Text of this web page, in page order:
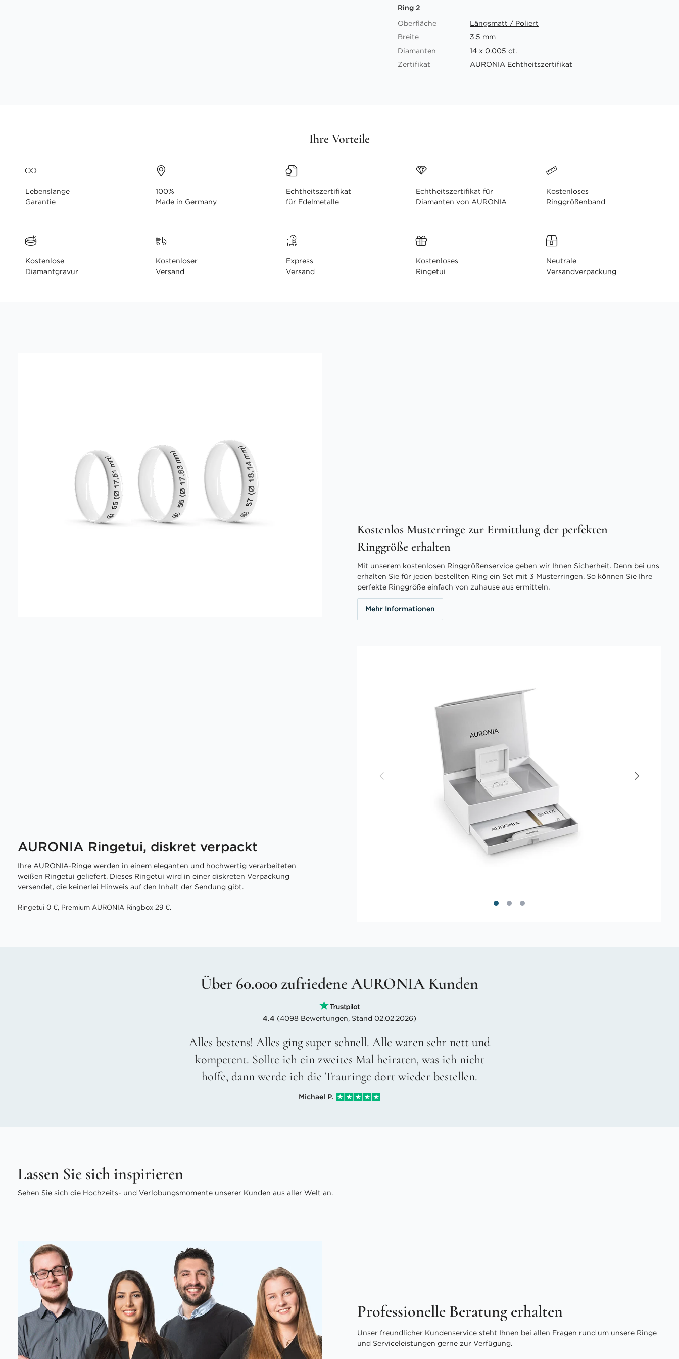
Ring 2
Oberfläche
Längsmatt / Poliert
Breite
3.5 mm
Diamanten
14 x 0.005 ct.
Zertifikat
AURONIA Echtheitszertifikat
Ihre Vorteile
Lebenslange
Garantie
100%
Made in Germany
Echtheitszertifikat
für Edelmetalle
Echtheitszertifikat für
Diamanten von AURONIA
Kostenloses
Ringgrößenband
Kostenlose
Diamantgravur
Kostenloser
Versand
Express
Versand
Kostenloses
Ringetui
Neutrale
Versandverpackung
Kostenlos Musterringe zur Ermittlung der perfekten
Ringgröße erhalten
Mit unserem kostenlosen Ringgrößenservice geben wir Ihnen Sicherheit. Denn bei uns
erhalten Sie für jeden bestellten Ring ein Set mit 3 Musterringen. So können Sie Ihre
perfekte Ringgröße einfach von zuhause aus ermitteln.
Mehr Informationen
AURONIA Ringetui, diskret verpackt
Ihre AURONIA-Ringe werden in einem eleganten und hochwertig verarbeiteten
weißen Ringetui geliefert. Dieses Ringetui wird in einer diskreten Verpackung
versendet, die keinerlei Hinweis auf den Inhalt der Sendung gibt.
Ringetui 0 €, Premium AURONIA Ringbox 29 €.
Über 60.000 zufriedene AURONIA Kunden
4.4 (4098 Bewertungen, Stand 02.02.2026)
Alles bestens! Alles ging super schnell. Alle waren sehr nett und
kompetent. Sollte ich ein zweites Mal heiraten, was ich nicht
hoffe, dann werde ich die Trauringe dort wieder bestellen.
Michael P.
Lassen Sie sich inspirieren
Sehen Sie sich die Hochzeits- und Verlobungsmomente unserer Kunden aus aller Welt an.
Professionelle Beratung erhalten
Unser freundlicher Kundenservice steht Ihnen bei allen Fragen rund um unsere Ringe
und Serviceleistungen gerne zur Verfügung.